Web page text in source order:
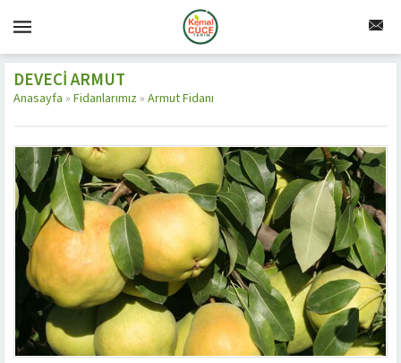
DEVECI ARMUT
Anasayfa » Fidanlarımız » Armut Fidanı